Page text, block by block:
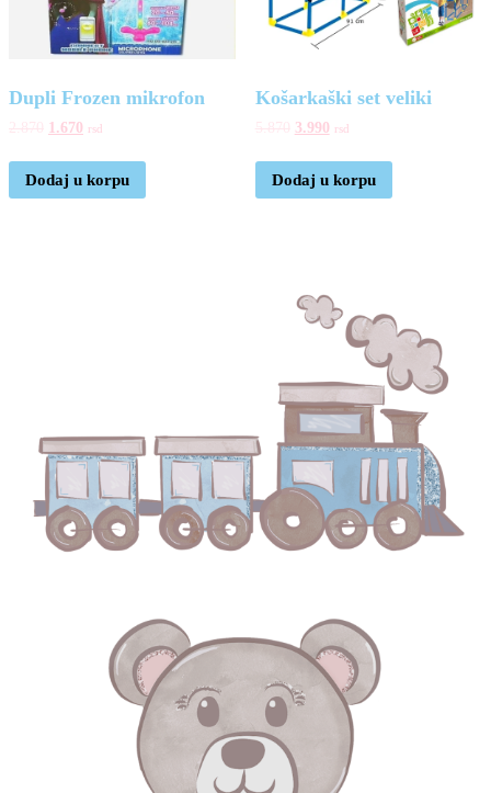
Dupli Frozen mikrofon
1.670 rsd
Dodaj u korpu
Košarkaški set veliki
3.990 rsd
Dodaj u korpu